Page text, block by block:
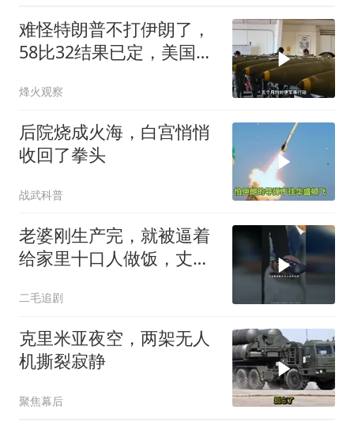
难怪特朗普不打伊朗了，
58比32结果已定，美国专
烽火观察
后院烧成火海，白宫悄悄
收回了拳头
战武科普
老婆刚生产完，就被逼着
给家里十口人做饭，丈夫
二毛追剧
克里米亚夜空，两架无人
机撕裂寂静
聚焦幕后